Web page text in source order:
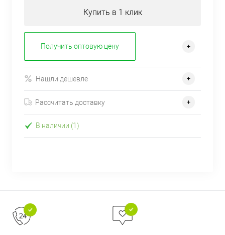
Купить в 1 клик
Получить оптовую цену
Нашли дешевле
Рассчитать доставку
В наличии (1)